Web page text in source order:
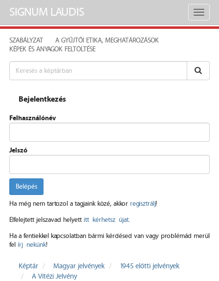
Toggle
SIGNUM LAUDIS
SZABÁLYZAT
A GYŰJTŐI ETIKA, MEGHATÁROZÁSOK
KÉPEK ÉS ANYAGOK FELTÖLTÉSE
Bejelentkezés
Felhasználónév
Jelszó
Belépés
Ha még nem tartozol a tagjaink közé, akkor regisztrálj!
Elfelejtett jelszavad helyett itt kérhetsz újat.
Ha a fentiekkel kapcsolatban bármi kérdésed van vagy problémád merül
fel írj nekünk!
Képtár Magyar jelvények
1945 előtti jelvények
A Vitézi Jelvény